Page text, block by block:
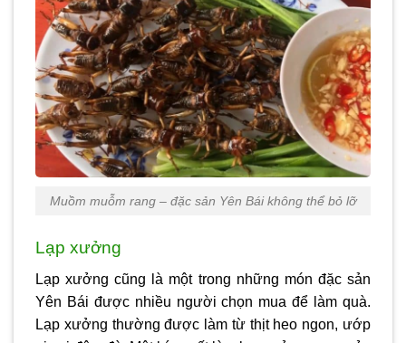
Muồm muỗm rang – đặc sản Yên Bái không thể bỏ lỡ
Lạp xưởng
Lạp xưởng cũng là một trong những món đặc sản
Yên Bái được nhiều người chọn mua để làm quà.
Lạp xưởng thường được làm từ thịt heo ngon, ướp